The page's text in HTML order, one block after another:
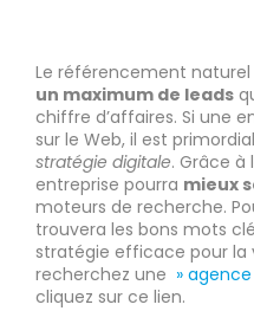
Le référencement
un maximum de leads
chiffre d’affaires. Si une
sur le Web, il est
stratégie digitale. Grâce à
entreprise pourra mieux
moteurs de recherche.
trouvera les bons mots
stratégie efficace pour la
recherchez une »
cliquez sur ce lien.